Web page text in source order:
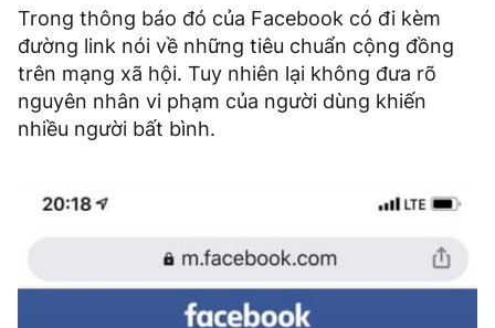
Trong thông báo đó của Facebook có đi kèm
đường link nói về những tiêu chuẩn cộng đồng
trên mạng xã hội. Tuy nhiên lại không đưa rõ
nguyên nhân vi phạm của người dùng khiến
nhiều người bất bình.